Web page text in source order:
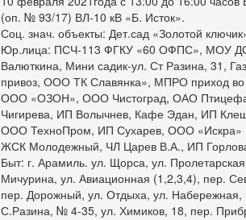
(оп. № 93/17) ВЛ-10 кВ «Б. Исток».
Соц. знач. объекты: Дет.сад «Золотой
Юр.лица: ПСЧ-113 ФГКУ «60 ОФПС», МОУ
Валюткина, Мини садик-ул. Ст Разина, 31,
привоз, ООО ТК Славянка», МПРО приход
ООО «ОЗОН», ООО Чистоград, ОАО
Чигирева, ИП Волычнев, Кафе Эдан, ИП
ООО ТехноПром, ИП Сухарев, ООО
ЖСК Молодежный, ЧЛ Царев В.А., ИП
Быт: г. Арамиль. ул. Щорса, ул.
Мичурина, ул. Авиационная (1,2,3,4), пер.
пер. Дорожный, ул. Отдыха, ул.
С.Разина, № 4-35, ул. Химиков, 18, пер.